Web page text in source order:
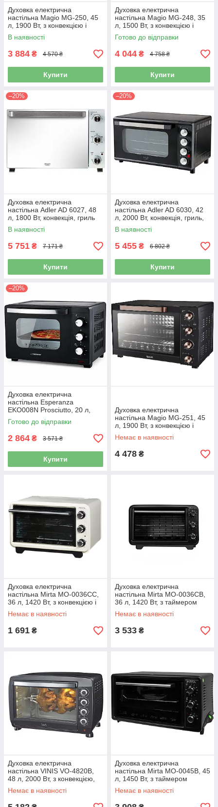
Духовка електрична
настільна Magio MG-250, 45
л, 1900 Вт, з конвекцією і
таймером
В наявності
3 884 ₴ 4 570 ₴
Купити
Духовка електрична
настільна Magio MG-248, 35
л, 1500 Вт, з конвекцією і
таймером
Готово до відправки
4 044 ₴ 4 758 ₴
Купити
–20%
Духовка електрична
настільна Adler AD 6027, 48
л, 1800 Вт, конвекція, гриль
В наявності
5 751 ₴ 7 171 ₴
Купити
–20%
Духовка електрична
настільна Adler AD 6030, 42
л, 2000 Вт, конвекція, гриль,
вертел
В наявності
5 455 ₴ 6 802 ₴
Купити
–20%
Духовка електрична
настільна Esperanza
EKO008N Prosciutto, 20 л,
1600 Вт, таймер, 3 режими
Готово до відправки
2 864 ₴ 3 571 ₴
Купити
Духовка електрична
настільна Magio MG-251, 45
л, 1900 Вт, з конвекцією і
таймером
Немає в наявності
4 478 ₴
Духовка електрична
настільна Mirta MO-0036СС,
36 л, 1420 Вт, з конвекцією і
таймером
Немає в наявності
1 691 ₴
Духовка електрична
настільна Mirta MO-0036CB,
36 л, 1420 Вт, з таймером
Немає в наявності
3 533 ₴
Духовка електрична
настільна VINIS VO-4820B,
48 л, 2000 Вт, з конвекцією,
грилем і таймером
Немає в наявності
Духовка електрична
настільна Mirta MO-0045B, 45
л, 1450 Вт, з таймером
Немає в наявності